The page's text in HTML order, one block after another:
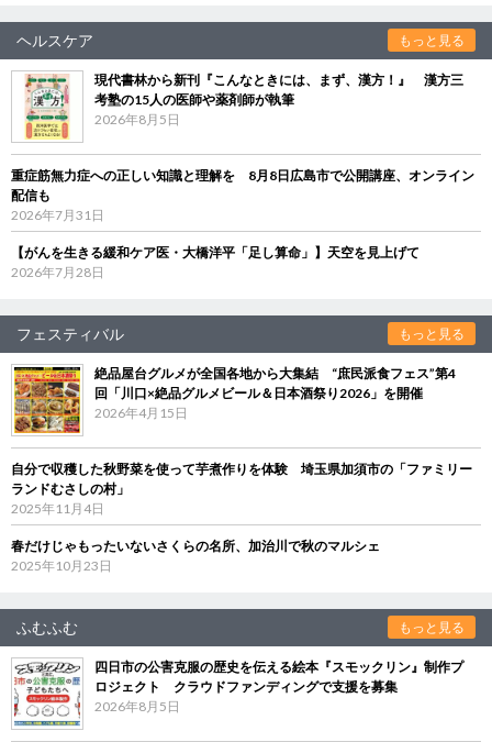
ヘルスケア もっと見る
現代書林から新刊『こんなときには、まず、漢方！』 漢方三
考塾の15人の医師や薬剤師が執筆
2026年8月5日
重症筋無力症への正しい知識と理解を 8月8日広島市で公開講座、オンライン
配信も
2026年7月31日
【がんを生きる緩和ケア医・大橋洋平「足し算命」】天空を見上げて
2026年7月28日
フェスティバル もっと見る
絶品屋台グルメが全国各地から大集結 “庶民派食フェス”第4
回「川口×絶品グルメビール＆日本酒祭り2026」を開催
2026年4月15日
自分で収穫した秋野菜を使って芋煮作りを体験 埼玉県加須市の「ファミリー
ランドむさしの村」
2025年11月4日
春だけじゃもったいないさくらの名所、加治川で秋のマルシェ
2025年10月23日
ふむふむ もっと見る
四日市の公害克服の歴史を伝える絵本『スモックリン』制作プ
ロジェクト クラウドファンディングで支援を募集
2026年8月5日